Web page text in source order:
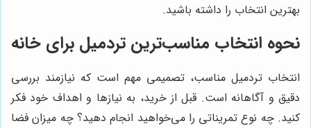
بهترین انتخاب را داشته باشید.
نحوه انتخاب مناسب‌ترین تردمیل برای خانه
انتخاب تردمیل مناسب، تصمیمی مهم است که نیازمند بررسی
دقیق و آگاهانه است. قبل از خرید، به نیازها و اهداف خود فکر
کنید. چه نوع تمریناتی را می‌خواهید انجام دهید؟ چه میزان فضا